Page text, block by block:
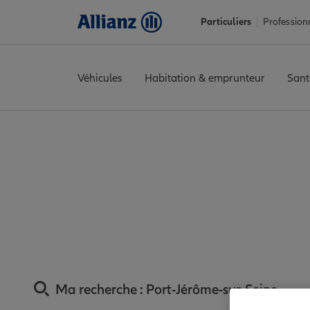
Particuliers
Véhicules Habitation & emprunteur
Ma recherche : Port-Jérôme-sur-Seine